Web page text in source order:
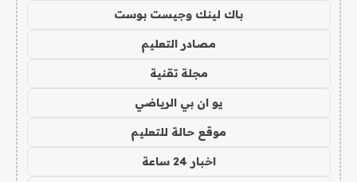
باك لينك وجيست بوست
مصادر التعليم
مجلة تقنية
يو ان بي الرياضي
موقع حالة للتعليم
اخبار 24 ساعة